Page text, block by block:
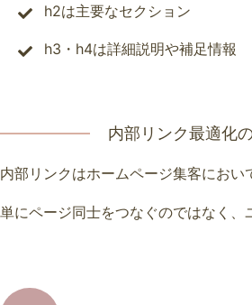
h2は主要なセクション
h3・h4は詳細説明や補足情報
内部リンク最適化
内部リンクはホームページ集客におい
単にページ同士をつなぐのではなく、